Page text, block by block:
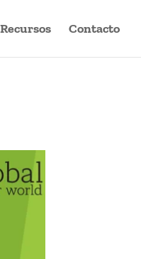
Recursos Contacto